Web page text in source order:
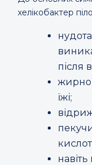
хелікобактер
після
їжі;
навіть